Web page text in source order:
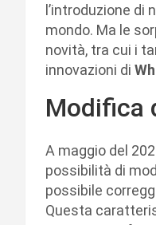
l’introduzione
mondo. Ma le
novità, tra cui i
innovazioni di
Modifica
A maggio del
possibilità di
possibile
Questa